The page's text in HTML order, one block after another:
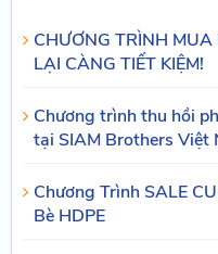
CHƯƠNG TRÌNH
LẠI CÀNG TIẾT KIỆM!
Chương trình thu hồi
tại SIAM Brothers Việt
Chương Trình SALE
Bè HDPE